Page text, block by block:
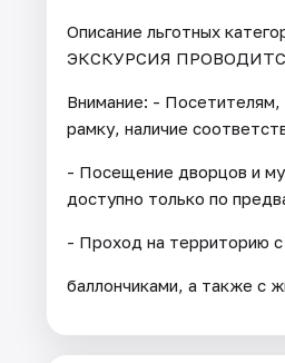
Описание льготных
ЭКСКУРСИЯ
Внимание: -
рамку, наличие
- Посещение дворцов и
доступно только по
- Проход на территорию
баллончиками, а также с